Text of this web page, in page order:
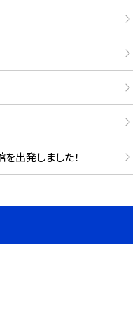
出発しました！